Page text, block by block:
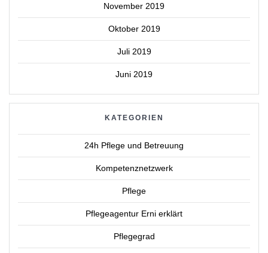
November 2019
Oktober 2019
Juli 2019
Juni 2019
KATEGORIEN
24h Pflege und Betreuung
Kompetenznetzwerk
Pflege
Pflegeagentur Erni erklärt
Pflegegrad